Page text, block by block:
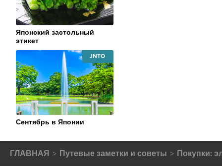
Японский застольный
этикет
Сентябрь в Японии
JAPAN
NATIONAL
TOURISM
ORGANIZATION
ГЛАВНАЯ Путевые заметки и советы Покупки: